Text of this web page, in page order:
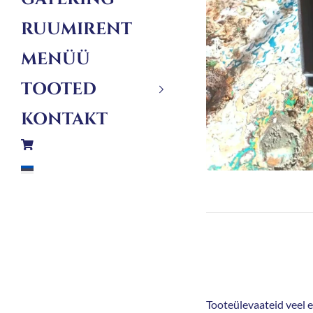
RUUMIRENT
MENÜÜ
TOOTED
KONTAKT
Tooteülevaateid veel